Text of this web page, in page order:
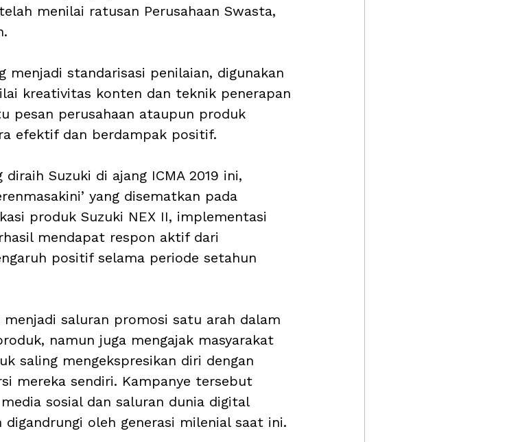
menilai ratusan Perusahaan Swasta,
menjadi standarisasi penilaian, digunakan
kreativitas konten dan teknik penerapan
pesan perusahaan ataupun produk
efektif dan berdampak positif.
Suzuki di ajang ICMA 2019 ini,
yang disematkan pada
produk Suzuki NEX II, implementasi
mendapat respon aktif dari
positif selama periode setahun
saluran promosi satu arah dalam
namun juga mengajak masyarakat
saling mengekspresikan diri dengan
mereka sendiri. Kampanye tersebut
sosial dan saluran dunia digital
oleh generasi milenial saat ini.